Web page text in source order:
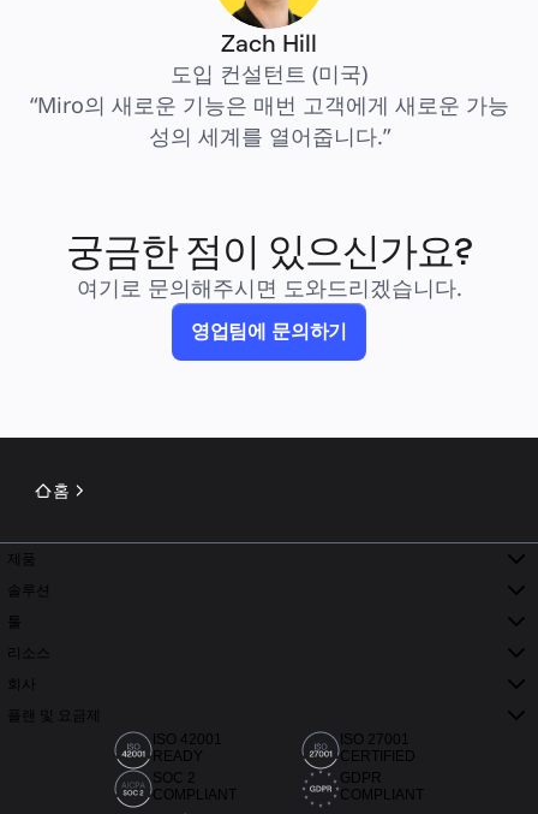
Zach Hill
도입 컨설턴트 (미국)
“Miro의 새로운 기능은 매번 고객에게 새로운 가능
성의 세계를 열어줍니다.”
궁금한 점이 있으신가요?
여기로 문의해주시면 도와드리겠습니다.
영업팀에 문의하기
홈
제품
솔루션
툴
리소스
회사
플랜 및 요금제
ISO 42001
READY
ISO 27001
CERTIFIED
SOC 2
COMPLIANT
GDPR
COMPLIANT